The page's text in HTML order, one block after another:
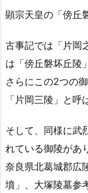
顕宗天皇の「傍丘
古事記では「片岡
は「傍丘磐坏丘陵
さらにこの2つの
「片岡三陵」と呼
そして、同様に武
れている御陵があ
奈良県北葛城郡広
墳」、大塚陵墓参